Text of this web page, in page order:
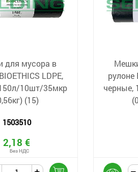
для мусора в
LDPE,
10шт/35мкр
(15)
1503510
2,18 €
рулоне
черные,